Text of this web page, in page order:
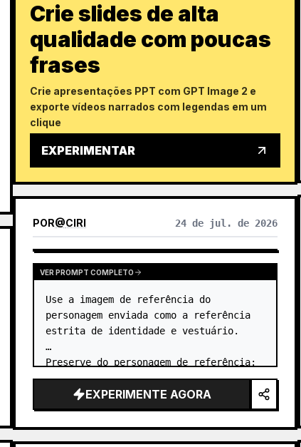
Crie slides de alta
qualidade com poucas
frases
Crie apresentações PPT com GPT Image 2 e
exporte vídeos narrados com legendas em um
clique
EXPERIMENTAR
POR@CIRI 24 de jul. de 2026
VER PROMPT COMPLETO
Use a imagem de referência do
personagem enviada como a referência
estrita de identidade e vestuário.
Preserve do personagem de referência:
- identidade facial
- proporções faciais
- formato dos olhos
- nariz
- lábios
EXPERIMENTE AGORA